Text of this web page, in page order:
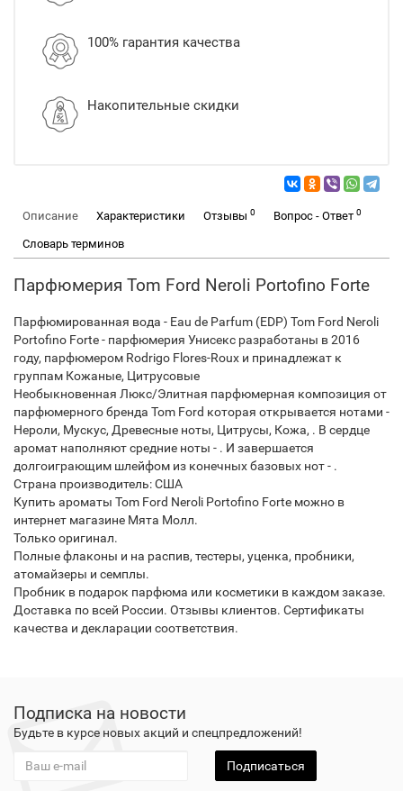
100% гарантия качества
Накопительные скидки
Описание Характеристики Отзывы 0 Вопрос - Ответ 0
Словарь терминов
Парфюмерия Tom Ford Neroli Portofino Forte
Парфюмированная вода - Eau de Parfum (EDP) Tom Ford Neroli
Portofino Forte - парфюмерия Унисекс разработаны в 2016
году, парфюмером Rodrigo Flores-Roux и принадлежат к
группам Кожаные, Цитрусовые
Необыкновенная Люкс/Элитная парфюмерная композиция от
парфюмерного бренда Tom Ford которая открывается нотами -
Нероли, Мускус, Древесные ноты, Цитрусы, Кожа, . В сердце
аромат наполняют средние ноты - . И завершается
долгоиграющим шлейфом из конечных базовых нот - .
Страна производитель: США
Купить ароматы Tom Ford Neroli Portofino Forte можно в
интернет магазине Мята Молл.
Только оригинал.
Полные флаконы и на распив, тестеры, уценка, пробники,
атомайзеры и семплы.
Пробник в подарок парфюма или косметики в каждом заказе.
Доставка по всей России. Отзывы клиентов. Сертификаты
качества и декларации соответствия.
Подписка на новости
Будьте в курсе новых акций и спецпредложений!
Подписаться